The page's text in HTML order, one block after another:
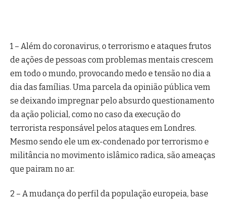
1 – Além do coronavirus, o terrorismo e ataques frutos
de ações de pessoas com problemas mentais crescem
em todo o mundo, provocando medo e tensão no dia a
dia das famílias. Uma parcela da opinião pública vem
se deixando impregnar pelo absurdo questionamento
da ação policial, como no caso da execução do
terrorista responsável pelos ataques em Londres.
Mesmo sendo ele um ex-condenado por terrorismo e
militância no movimento islâmico radica, são ameaças
que pairam no ar.
2 – A mudança do perfil da população europeia, base